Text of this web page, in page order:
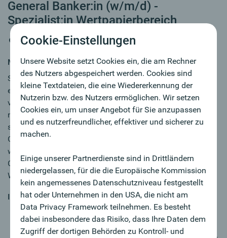
General Banker:in (w/m/d) -
Spezialist:in Wertpapierbereich
Mödling
MY JOB
Sie haben Bankerfahrung und wollen in einem
erfolgreichen, regionalen und unabhängigen Unternehmen
vorankommen? Es ist Zeit für was Neues? Sie suchen eine
neue Herausforderung? Unabhängig von Ihrem Werdegang
starten Sie als General Banker:in und erhalten einen 360
Grad-Blick auf unsere Produkte. Danach entscheiden Sie in
welchem Bereich Sie sich vertiefen wollen: General-,
Corporate oder Private Banking oder doch in die Führung?
Wir arbeiten gemeinsam an Ihrer Entwicklung!
IN DETAIL
Durch „training on the job“ und zielgerichtete
Seminare erhalten Sie eine fundierte Ausbildung,
Cookie-Einstellungen
Unsere Website setzt Cookies ein, die am Rechner
des Nutzers abgespeichert werden. Cookies sind
kleine Textdateien, die eine Wiedererkennung der
Nutzerin bzw. des Nutzers ermöglichen. Wir setzen
Cookies ein, um unser Angebot für Sie anzupassen
und es nutzerfreundlicher, effektiver und sicherer zu
machen.
Einige unserer Partnerdienste sind in Drittländern
niedergelassen, für die die Europäische Kommission
kein angemessenes Datenschutzniveau festgestellt
hat oder Unternehmen in den USA, die nicht am
Data Privacy Framework teilnehmen. Es besteht
dabei insbesondere das Risiko, dass Ihre Daten dem
Zugriff der dortigen Behörden zu Kontroll- und